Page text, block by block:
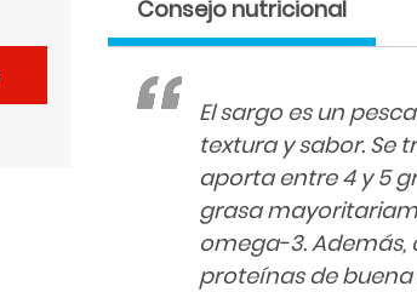
Consejo nutricional
El sargo es un
textura y sabor. Se
aporta entre 4 y 5
grasa
omega-3.
proteínas de buena